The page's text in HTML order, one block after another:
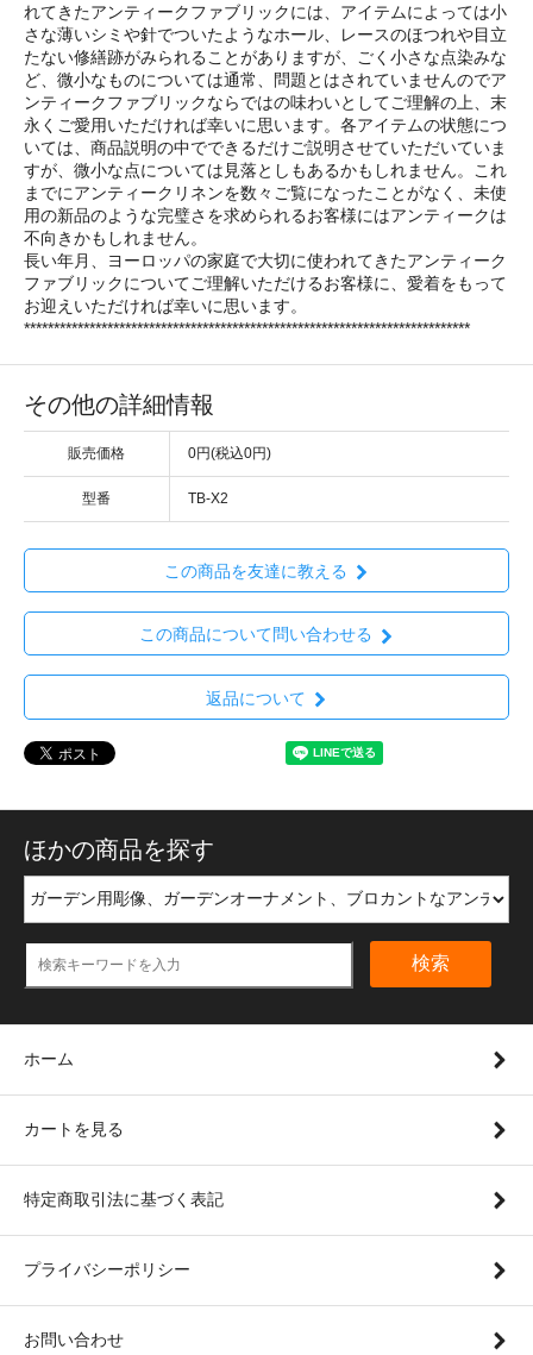
れてきたアンティークファブリックには、アイテムによっては小
さな薄いシミや針でついたようなホール、レースのほつれや目立
たない修繕跡がみられることがありますが、ごく小さな点染みな
ど、微小なものについては通常、問題とはされていませんのでア
ンティークファブリックならではの味わいとしてご理解の上、末
永くご愛用いただければ幸いに思います。各アイテムの状態につ
いては、商品説明の中でできるだけご説明させていただいていま
すが、微小な点については見落としもあるかもしれません。これ
までにアンティークリネンを数々ご覧になったことがなく、未使
用の新品のような完璧さを求められるお客様にはアンティークは
不向きかもしれません。
長い年月、ヨーロッパの家庭で大切に使われてきたアンティーク
ファブリックについてご理解いただけるお客様に、愛着をもって
お迎えいただければ幸いに思います。
***************************************************************************
その他の詳細情報
販売価格 0円(税込0円)
型番 TB-X2
この商品を友達に教える
この商品について問い合わせる
返品について
ほかの商品を探す
検索
ホーム
カートを見る
特定商取引法に基づく表記
プライバシーポリシー
お問い合わせ